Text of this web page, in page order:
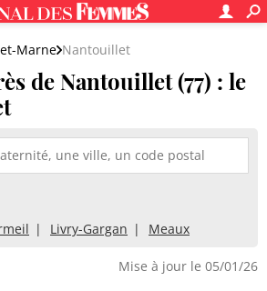
Marne Nantouillet
de Nantouillet (77) : le
Livry-Gargan Meaux
Mise à jour le 05/01/26